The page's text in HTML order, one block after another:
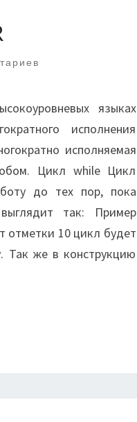
языках
исполнения
исполняемая
Цикл while Цикл
до тех пор, пока
так: Пример
отметки 10 цикл будет
Так же в конструкцию